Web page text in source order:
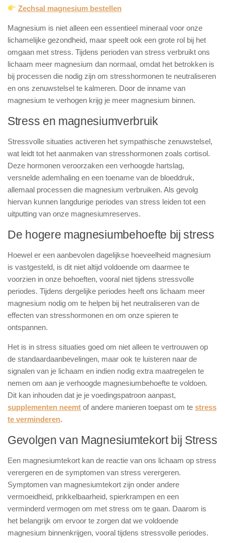
Zechsal magnesium bestellen
Magnesium is niet alleen een essentieel mineraal voor onze
lichamelijke gezondheid, maar speelt ook een grote rol bij het
omgaan met stress. Tijdens perioden van stress verbruikt ons
lichaam meer magnesium dan normaal, omdat het betrokken is
bij processen die nodig zijn om stresshormonen te neutraliseren
en ons zenuwstelsel te kalmeren. Door de inname van
magnesium te verhogen krijg je meer magnesium binnen.
Stress en magnesiumverbruik
Stressvolle situaties activeren het sympathische zenuwstelsel,
wat leidt tot het aanmaken van stresshormonen zoals cortisol.
Deze hormonen veroorzaken een verhoogde hartslag,
versnelde ademhaling en een toename van de bloeddruk,
allemaal processen die magnesium verbruiken. Als gevolg
hiervan kunnen langdurige periodes van stress leiden tot een
uitputting van onze magnesiumreserves.
De hogere magnesiumbehoefte bij stress
Hoewel er een aanbevolen dagelijkse hoeveelheid magnesium
is vastgesteld, is dit niet altijd voldoende om daarmee te
voorzien in onze behoeften, vooral niet tijdens stressvolle
periodes. Tijdens dergelijke periodes heeft ons lichaam meer
magnesium nodig om te helpen bij het neutraliseren van de
effecten van stresshormonen en om onze spieren te
ontspannen.
Het is in stress situaties goed om niet alleen te vertrouwen op
de standaardaanbevelingen, maar ook te luisteren naar de
signalen van je lichaam en indien nodig extra maatregelen te
nemen om aan je verhoogde magnesiumbehoefte te voldoen.
Dit kan inhouden dat je je voedingspatroon aanpast,
supplementen neemt of andere manieren toepast om te stress
te verminderen.
Gevolgen van Magnesiumtekort bij Stress
Een magnesiumtekort kan de reactie van ons lichaam op stress
verergeren en de symptomen van stress verergeren.
Symptomen van magnesiumtekort zijn onder andere
vermoeidheid, prikkelbaarheid, spierkrampen en een
verminderd vermogen om met stress om te gaan. Daarom is
het belangrijk om ervoor te zorgen dat we voldoende
magnesium binnenkrijgen, vooral tijdens stressvolle periodes.